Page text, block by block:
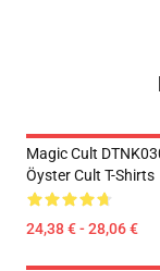
Magic Cult
Öyster Cult T-Shirts
24,38 € - 28,06 €